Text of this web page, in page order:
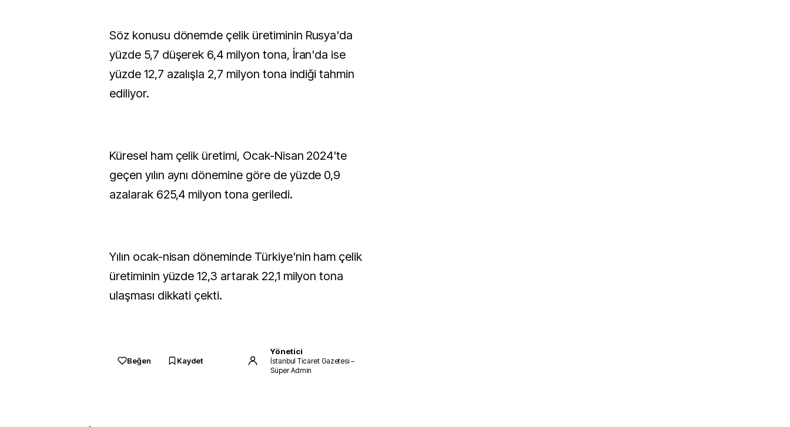
Söz konusu dönemde çelik üretiminin Rusya'da
yüzde 5,7 düşerek 6,4 milyon tona, İran'da ise
yüzde 12,7 azalışla 2,7 milyon tona indiği tahmin
ediliyor.
Küresel ham çelik üretimi, Ocak-Nisan 2024'te
geçen yılın aynı dönemine göre de yüzde 0,9
azalarak 625,4 milyon tona geriledi.
Yılın ocak-nisan döneminde Türkiye'nin ham çelik
üretiminin yüzde 12,3 artarak 22,1 milyon tona
ulaşması dikkati çekti.
Beğen Kaydet
Yönetici
İstanbul Ticaret Gazetesi –
Süper Admin